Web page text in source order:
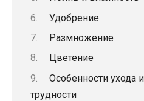
Удобрение
Размножение
Цветение
Особенности
трудности